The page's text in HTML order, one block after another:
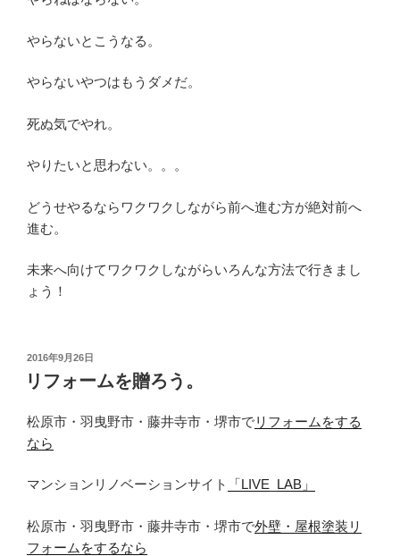
やらないとこうなる。
やらないやつはもうダメだ。
死ぬ気でやれ。
やりたいと思わない。。。
どうせやるならワクワクしながら前へ進む方が絶対前へ
進む。
未来へ向けてワクワクしながらいろんな方法で行きまし
ょう！
投
稿
日:
2016年9月26日
リフォームを贈ろう。
松原市・羽曳野市・藤井寺市・堺市でリフォームをする
なら
マンションリノベーションサイト 「LIVE_LAB」
松原市・羽曳野市・藤井寺市・堺市で外壁・屋根塗装リ
フォームをするなら